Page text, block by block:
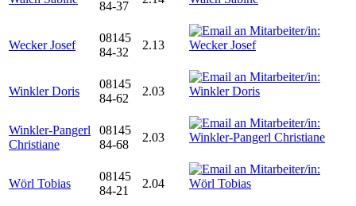
84-37
Wecker Josef
08145
84-32
2.13
Winkler Doris
08145
84-62
2.03
Winkler-Pangerl
Christiane
08145
84-68
2.03
Wörl Tobias
08145
84-21
2.04